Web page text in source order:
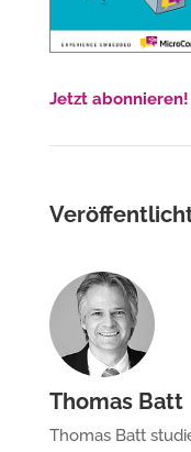
Jetzt abonnieren!
Thomas Batt
Thomas Batt